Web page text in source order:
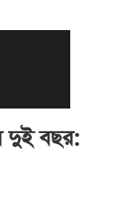
দুই বছর: